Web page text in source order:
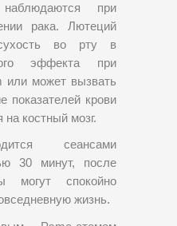
при
рака. Лютеций
во рту в
эффекта при
или может вызвать
показателей крови
на костный мозг.
сеансами
30 минут, после
могут спокойно
жизнь.